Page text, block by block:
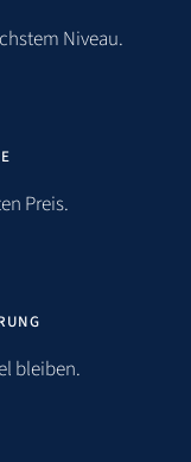
Niveau.
Preis.
bleiben.